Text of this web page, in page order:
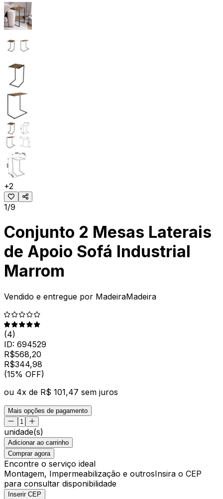
+2
1/9
Conjunto 2 Mesas Laterais
de Apoio Sofá Industrial
Marrom
Vendido e entregue por MadeiraMadeira
(4)
ID: 694529
R$568,20
R$344,98
(15% OFF)
ou 4x de R$ 101,47 sem juros
Mais opções de pagamento
unidade(s)
Adicionar ao carrinho
Comprar agora
Encontre o serviço ideal
Montagem, Impermeabilização e outrosInsira o CEP
para consultar disponibilidade
Inserir CEP